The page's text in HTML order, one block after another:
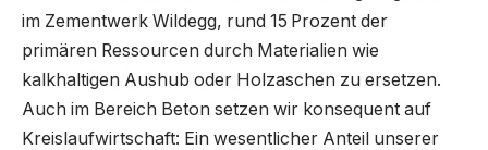
im Zementwerk Wildegg, rund 15 Prozent der
primären Ressourcen durch Materialien wie
kalkhaltigen Aushub oder Holzaschen zu ersetzen.
Auch im Bereich Beton setzen wir konsequent auf
Kreislaufwirtschaft: Ein wesentlicher Anteil unserer